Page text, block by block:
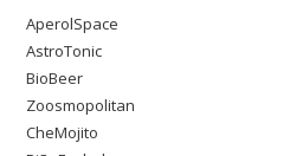
AperolSpace
AstroTonic
BioBeer
Zoosmopolitan
CheMojito